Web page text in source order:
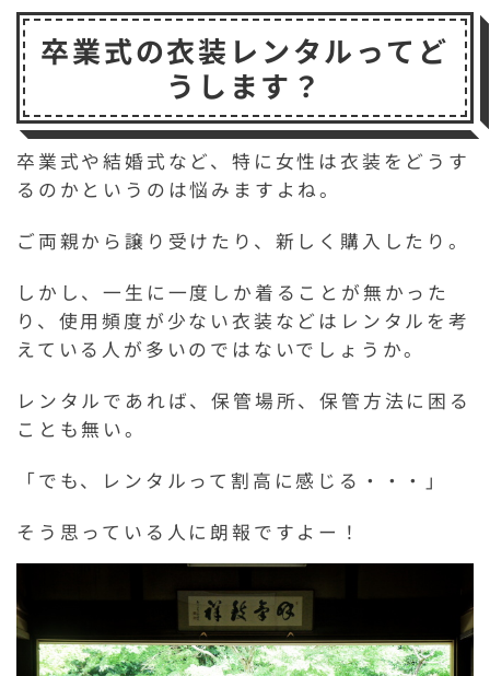
c
e
o
o
k
it
t
r
e s
s
a
g
e
a
il
p
b
o
a
r
d
c
k
t
卒業式の衣装レンタルってど
うします？
卒業式や結婚式など、特に女性は衣装をどうす
るのかというのは悩みますよね。
ご両親から譲り受けたり、新しく購入したり。
しかし、一生に一度しか着ることが無かった
り、使用頻度が少ない衣装などはレンタルを考
えている人が多いのではないでしょうか。
レンタルであれば、保管場所、保管方法に困る
ことも無い。
「でも、レンタルって割高に感じる・・・」
そう思っている人に朗報ですよー！